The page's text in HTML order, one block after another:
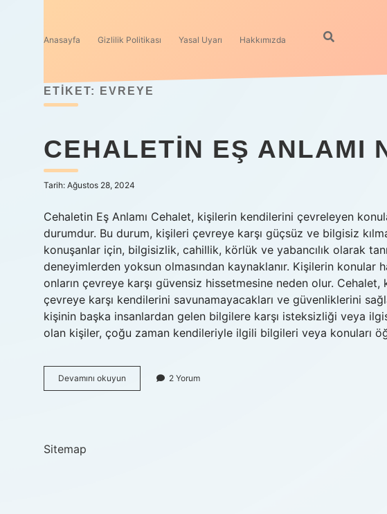
Anasayfa Gizlilik Politikası Yasal Uyarı Hakkımızda
ETIKET: EVREYE
CEHALETIN EŞ ANLAMI
Tarih: Ağustos 28, 2024
Cehaletin Eş Anlamı Cehalet, kişilerin kendilerini çevreleyen
durumdur. Bu durum, kişileri çevreye karşı güçsüz ve bilgisiz
konuşanlar için, bilgisizlik, cahillik, körlük ve yabancılık olarak
deneyimlerden yoksun olmasından kaynaklanır. Kişilerin konular
onların çevreye karşı güvensiz hissetmesine neden olur.
çevreye karşı kendilerini savunamayacakları ve güvenliklerini
kişinin başka insanlardan gelen bilgilere karşı isteksizliği veya
olan kişiler, çoğu zaman kendileriyle ilgili bilgileri veya konuları
Devamını okuyun Cehaletin
eş
2 Yorum
Sitemap